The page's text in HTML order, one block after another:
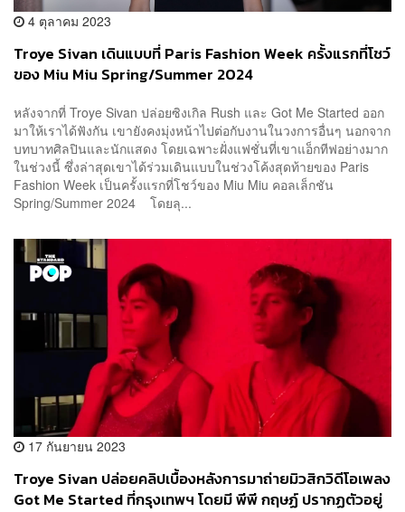
4 ตุลาคม 2023
Troye Sivan เดินแบบที่ Paris Fashion Week ครั้งแรกที่โชว์
ของ Miu Miu Spring/Summer 2024
หลังจากที่ Troye Sivan ปล่อยซิงเกิล Rush และ Got Me Started ออก
มาให้เราได้ฟังกัน เขายังคงมุ่งหน้าไปต่อกับงานในวงการอื่นๆ นอกจาก
บทบาทศิลปินและนักแสดง โดยเฉพาะฝั่งแฟชั่นที่เขาแอ็กทีฟอย่างมาก
ในช่วงนี้ ซึ่งล่าสุดเขาได้ร่วมเดินแบบในช่วงโค้งสุดท้ายของ Paris
Fashion Week เป็นครั้งแรกที่โชว์ของ Miu Miu คอลเล็กชัน
Spring/Summer 2024 โดยลุ...
17 กันยายน 2023
Troye Sivan ปล่อยคลิปเบื้องหลังการมาถ่ายมิวสิกวิดีโอเพลง
Got Me Started ที่กรุงเทพฯ โดยมี พีพี กฤษฏ์ ปรากฏตัวอยู่